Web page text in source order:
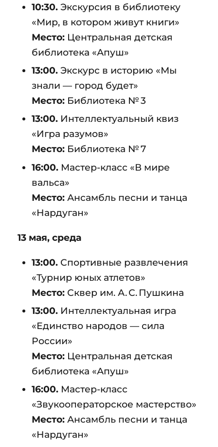
10:30.Экскурсия в библиотеку
«Мир, в котором живут книги»
Место:Центральная детская
библиотека «Апуш»
13:00.Экскурс в историю «Мы
знали — город будет»
Место:Библиотека № 3
13:00.Интеллектуальный квиз
«Игра разумов»
Место:Библиотека № 7
16:00.Мастер-класс «В мире
вальса»
Место:Ансамбль песни и танца
«Нардуган»
13 мая, среда
13:00.Спортивные развлечения
«Турнир юных атлетов»
Место:Сквер им. А. С. Пушкина
13:00.Интеллектуальная игра
«Единство народов — сила
России»
Место:Центральная детская
библиотека «Апуш»
16:00.Мастер-класс
«Звукооператорское мастерство»
Место:Ансамбль песни и танца
«Нардуган»